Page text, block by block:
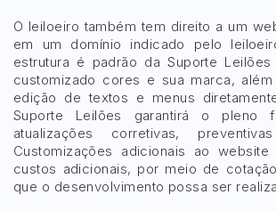
O leiloeiro também tem direito a um
em um domínio indicado pelo
estrutura é padrão da Suporte
customizado cores e sua marca,
edição de textos e menus
Suporte Leilões garantirá o pleno
atualizações corretivas,
Customizações adicionais ao
custos adicionais, por meio de
que o desenvolvimento possa ser